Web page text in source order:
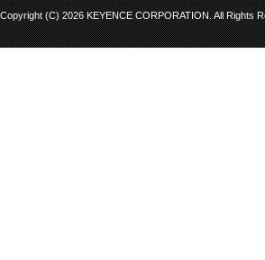
Copyright (C) 2026 KEYENCE CORPORATION. All Rights